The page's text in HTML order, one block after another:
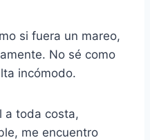
si fuera un mareo,
No sé como
incómodo.
a toda costa,
me encuentro